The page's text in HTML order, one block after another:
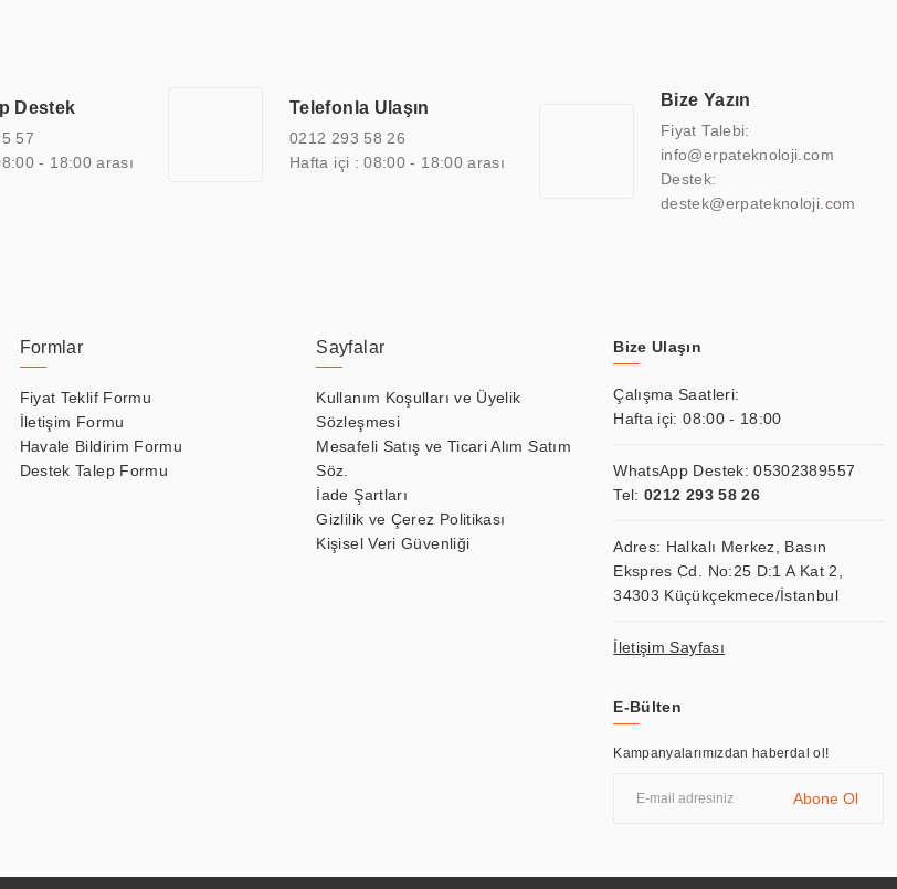
ve sertifikalara sahip olup, etik değerlere bağlı bir şekilde hareket etmektedir. Kaliteli ekipmanı, uzman kadroları,
ortaklarının öne çıkmasına ve sürekli gelişimine katkı sağlamaktadır.
Destek
57
- 18:00 arası
Telefonla Ulaşın
0212 293 58 26
Hafta içi : 08:00 - 18:00 arası
Bize Yazın
Fiyat Talebi:
info@erpateknoloji.com
Destek:
destek@erpateknoloji.com
Formlar
Fiyat Teklif Formu
İletişim Formu
Havale Bildirim Formu
Destek Talep Formu
Sayfalar
Kullanım Koşulları ve Üyelik
Sözleşmesi
Mesafeli Satış ve Ticari Alım Satım
Söz.
İade Şartları
Gizlilik ve Çerez Politikası
Kişisel Veri Güvenliği
Bize Ulaşın
Çalışma Saatleri:
Hafta içi: 08:00 - 18:00
WhatsApp Destek:05302389557
Tel: 0212 293 58 26
Adres: Halkalı Merkez, Basın
Ekspres Cd. No:25 D:1 A Kat 2,
34303 Küçükçekmece/İstanbul
İletişim Sayfası
E-Bülten
Kampanyalarımızdan haberdal ol!
Abone Ol